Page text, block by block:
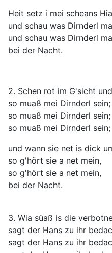
Heit setz i mei scheans
und schau was Dirnderl
und schau was Dirnderl
bei der Nacht.
2. Schen rot im G'sicht
so muaß mei Dirnderl sein;
so muaß mei Dirnderl sein;
so muaß mei Dirnderl sein;
und wann sie net is dick
so g'hört sie a net mein,
so g'hört sie a net mein,
bei der Nacht.
3. Wia süaß is die
sagt der Hans zu ihr
sagt der Hans zu ihr